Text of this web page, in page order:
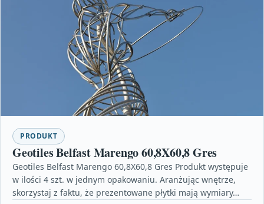
PRODUKT
Geotiles Belfast Marengo 60,8X60,8 Gres
Geotiles Belfast Marengo 60,8X60,8 Gres Produkt występuje
w ilości 4 szt. w jednym opakowaniu. Aranżując wnętrze,
skorzystaj z faktu, że prezentowane płytki mają wymiary…